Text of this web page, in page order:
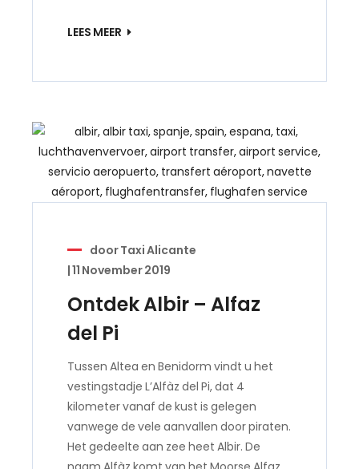
LEES MEER
doorTaxi Alicante
|11 November 2019
Ontdek Albir – Alfaz
del Pi
Tussen Altea en Benidorm vindt u het
vestingstadje L’Alfàz del Pi, dat 4
kilometer vanaf de kust is gelegen
vanwege de vele aanvallen door piraten.
Het gedeelte aan zee heet Albir. De